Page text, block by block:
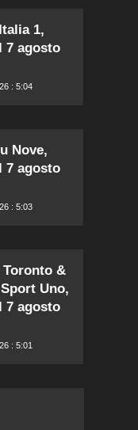
1,
7 agosto
: 5:04
Nove,
7 agosto
: 5:03
Toronto &
Uno,
7 agosto
: 5:01